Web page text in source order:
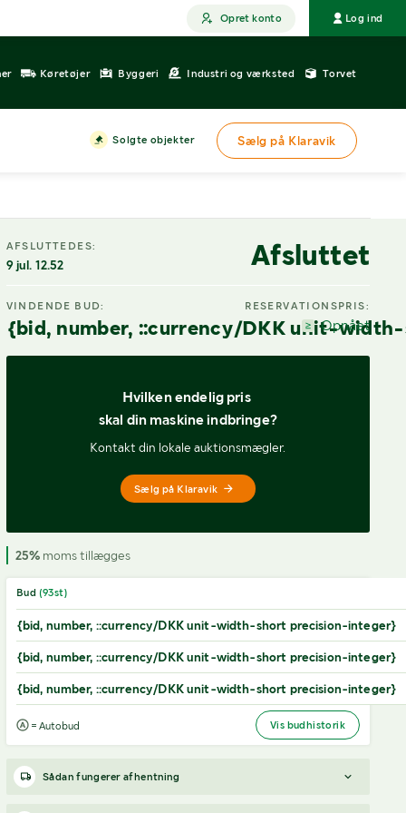
Opret konto Log ind
Køretøjer Byggeri Industri og værksted Torvet
Solgte objekter Sælg på Klaravik
AFSLUTTEDES:
9 jul. 12.52 Afsluttet
VINDENDE BUD:
{bid, number, ::currency/DKK unit-
RESERVATIONSPRIS:
Opnået
Hvilken endelig pris
skal din maskine indbringe?
Kontakt din lokale auktionsmægler.
Sælg på Klaravik
25%moms tillægges
Bud (93st)
{bid, number, ::currency/DKK unit-width-short precision-integer}
{bid, number, ::currency/DKK unit-width-short precision-integer}
{bid, number, ::currency/DKK unit-width-short precision-integer}
= Autobud Vis budhistorik
Sådan fungerer afhentning